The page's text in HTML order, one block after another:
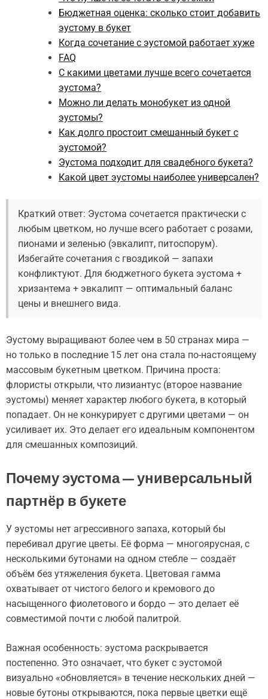
Бюджетная оценка: сколько стоит добавить
эустому в букет
Когда сочетание с эустомой работает хуже
FAQ
С какими цветами лучше всего сочетается
эустома?
Можно ли делать монобукет из одной
эустомы?
Как долго простоит смешанный букет с
эустомой?
Эустома подходит для свадебного букета?
Какой цвет эустомы наиболее универсален?
Краткий ответ: Эустома сочетается практически с
любым цветком, но лучше всего работает с розами,
пионами и зеленью (эвкалипт, питоспорум).
Избегайте сочетания с гвоздикой — запахи
конфликтуют. Для бюджетного букета эустома +
хризантема + эвкалипт — оптимальный баланс
цены и внешнего вида.
Эустому выращивают более чем в 50 странах мира —
но только в последние 15 лет она стала по-настоящему
массовым букетным цветком. Причина проста:
флористы открыли, что лизиантус (второе название
эустомы) меняет характер любого букета, в который
попадает. Он не конкурирует с другими цветами — он
усиливает их. Это делает его идеальным компонентом
для смешанных композиций.
Почему эустома — универсальный
партнёр в букете
У эустомы нет агрессивного запаха, который бы
перебивал другие цветы. Её форма — многоярусная, с
несколькими бутонами на одном стебле — создаёт
объём без утяжеления букета. Цветовая гамма
охватывает от чистого белого и кремового до
насыщенного фиолетового и бордо — это делает её
совместимой почти с любой палитрой.
Важная особенность: эустома раскрывается
постепенно. Это означает, что букет с эустомой
визуально «обновляется» в течение нескольких дней —
новые бутоны открываются, пока первые цветки ещё